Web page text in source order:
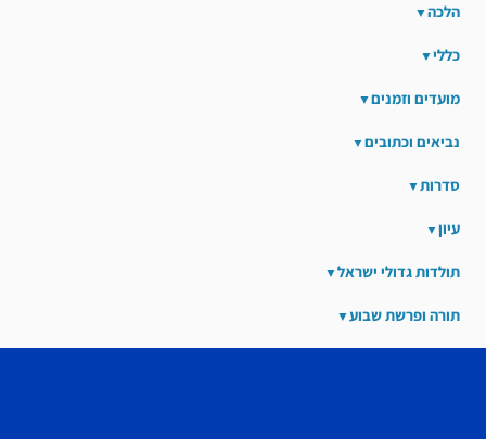
הלכה
כללי
מועדים וזמנים
נביאים וכתובים
סדרות
עיון
תולדות גדולי ישראל
תורה ופרשת שבוע